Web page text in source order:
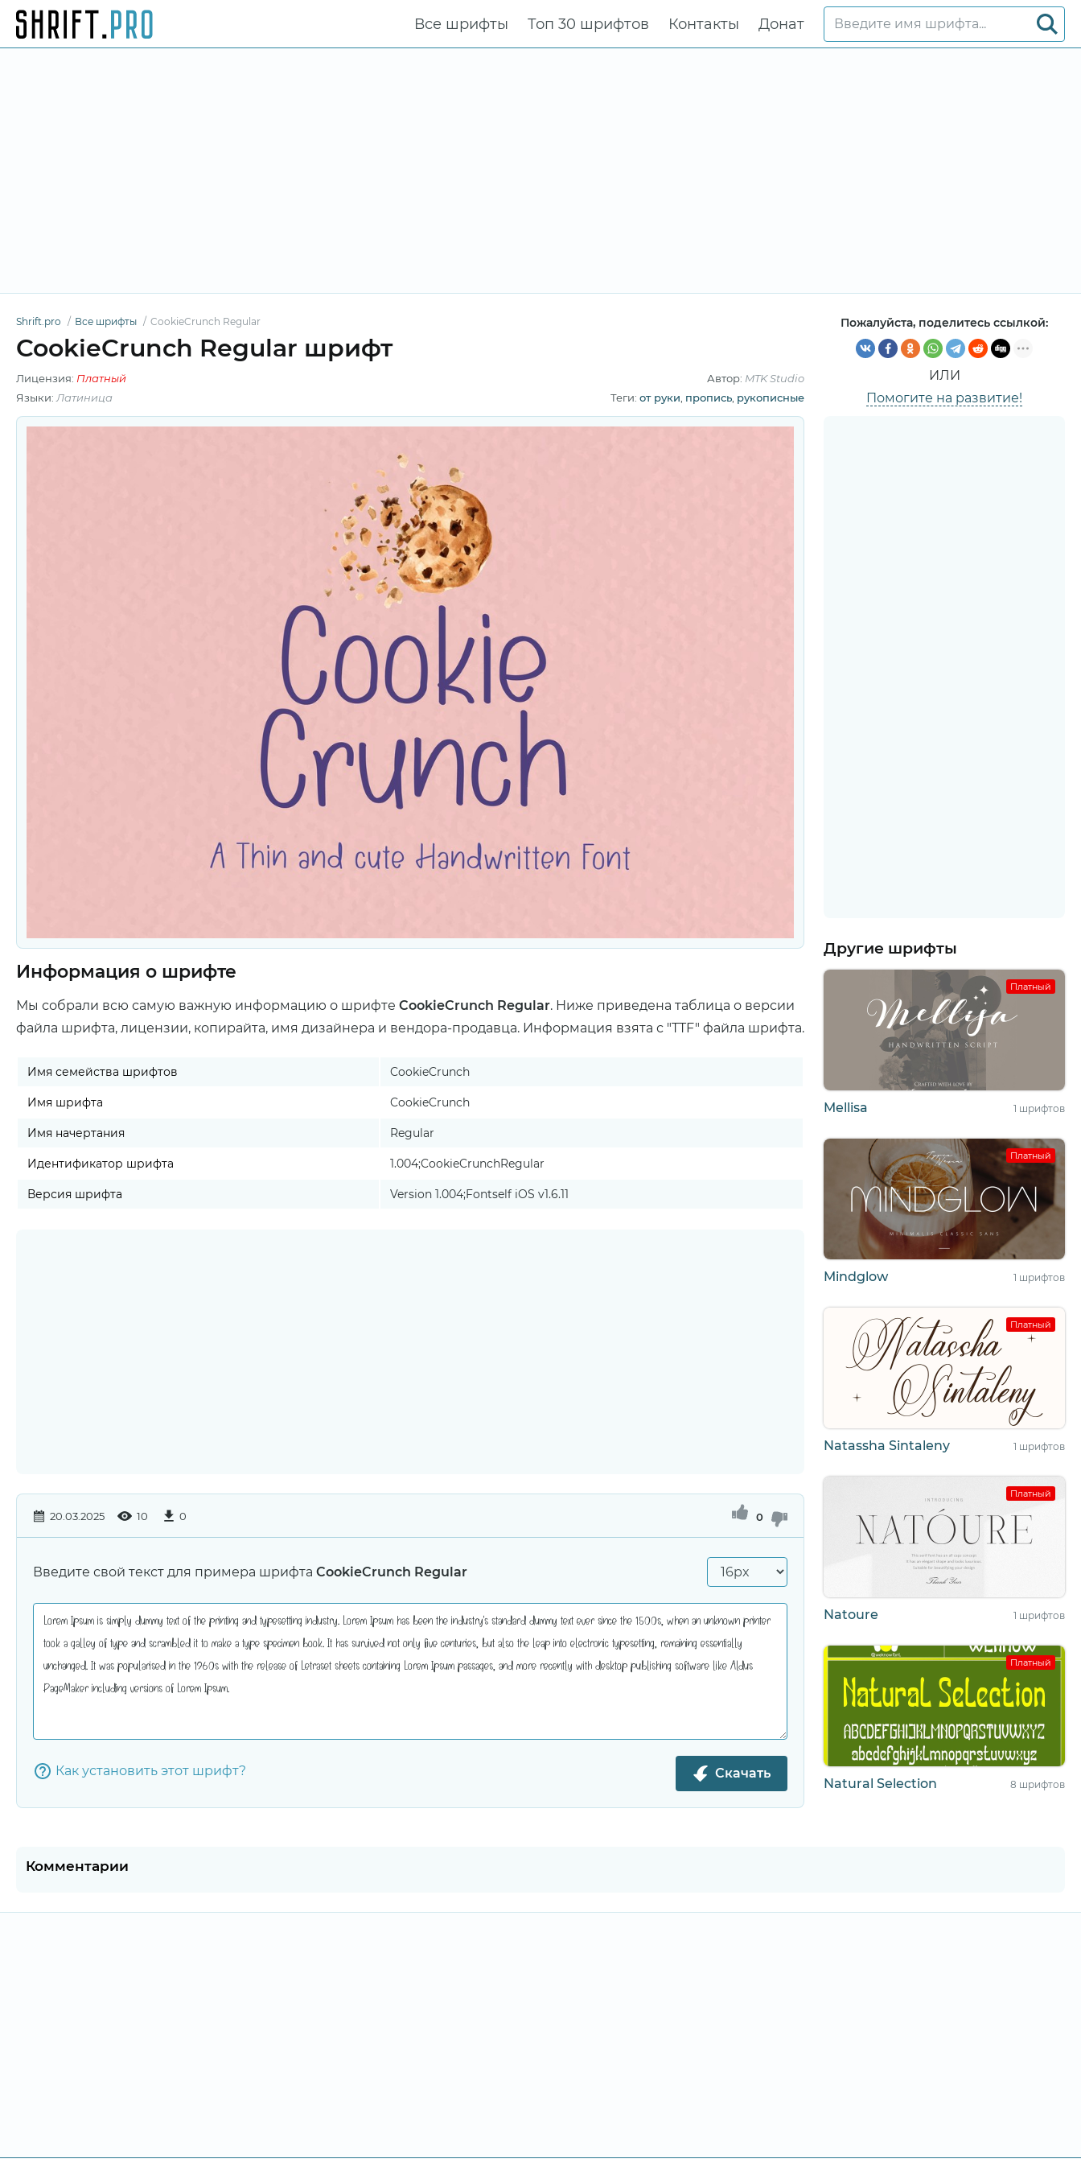
Все шрифты Топ 30 шрифтов Контакты Донат
Shrift.pro Все шрифты CookieCrunch Regular
CookieCrunch Regular шрифт
Лицензия: Платный Автор: MTK Studio
Языки: Латиница Теги: от руки пропись рукописные
Пожалуйста, поделитесь ссылкой:
ИЛИ
Помогите на развитие!
Информация о шрифте
Мы собрали всю самую важную информацию о шрифте CookieCrunch Regular. Ниже приведена таблица о версии
файла шрифта, лицензии, копирайта, имя дизайнера и вендора-продавца. Информация взята с "TTF" файла шрифта.
Имя семейства шрифтов CookieCrunch
Имя шрифта CookieCrunch
Имя начертания Regular
Идентификатор шрифта 1.004;CookieCrunchRegular
Версия шрифта Version 1.004;Fontself iOS v1.6.11
20.03.2025 10 0 0
Введите свой текст для примера шрифта CookieCrunch Regular
Как установить этот шрифт? Скачать
Другие шрифты
Платный
Mellisa 1 шрифтов
Платный
Mindglow 1 шрифтов
Платный
Natassha Sintaleny 1 шрифтов
Платный
Natoure 1 шрифтов
Платный
Natural Selection 8 шрифтов
Комментарии